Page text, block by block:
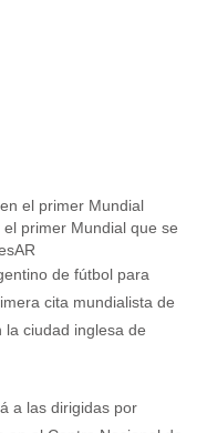
primer Mundial que se
de fútbol para
cita mundialista de
ciudad inglesa de
a las dirigidas por